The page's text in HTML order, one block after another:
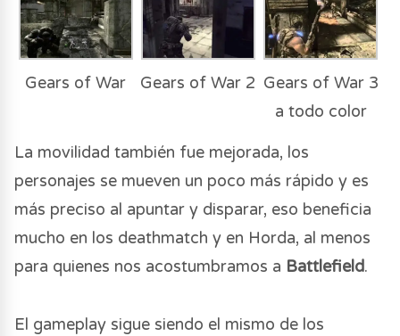
Gears of War Gears of War 2 Gears of War 3
a todo color
La movilidad también fue mejorada, los
personajes se mueven un poco más rápido y es
más preciso al apuntar y disparar, eso beneficia
mucho en los deathmatch y en Horda, al menos
para quienes nos acostumbramos a Battlefield.
El gameplay sigue siendo el mismo de los